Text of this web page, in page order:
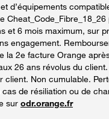
d’équipements
et 6 mois maximum, sur
engagement.
la 2e facture Orange
26 ans révolus du
client. Non cumulable.
de résiliation ou de
sur odr.orange.fr